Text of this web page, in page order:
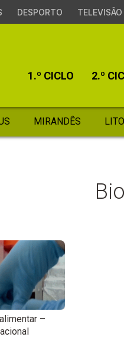
DESPORTO TELEVISÃO
1.º CICLO 2.º
MIRANDÊS
–